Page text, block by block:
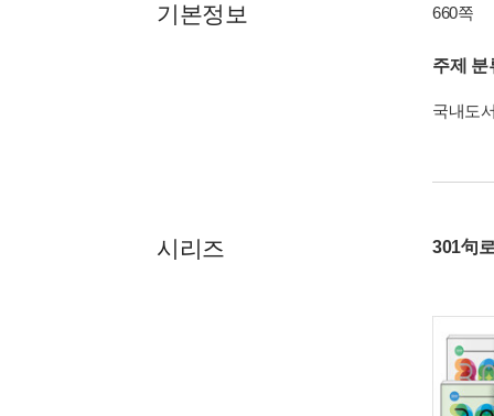
기본정보 660쪽
주제 분
국내도
시리즈 301句